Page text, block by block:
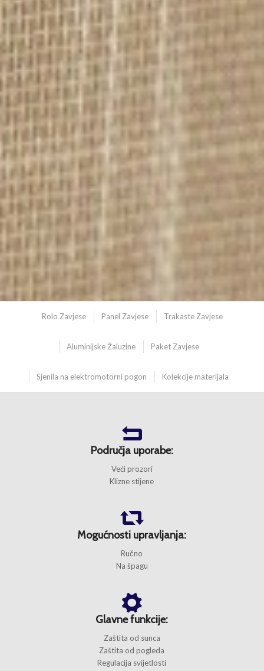
Rolo Zavjese Panel Zavjese Trakaste Zavjese
Aluminijske Žaluzine Paket Zavjese
Sjenila na elektromotorni pogon Kolekcije materijala
Područja uporabe:
Veći prozori
Klizne stijene
Mogućnosti upravljanja:
Ručno
Na špagu
Glavne funkcije:
Zaštita od sunca
Zaštita od pogleda
Regulacija svijetlosti